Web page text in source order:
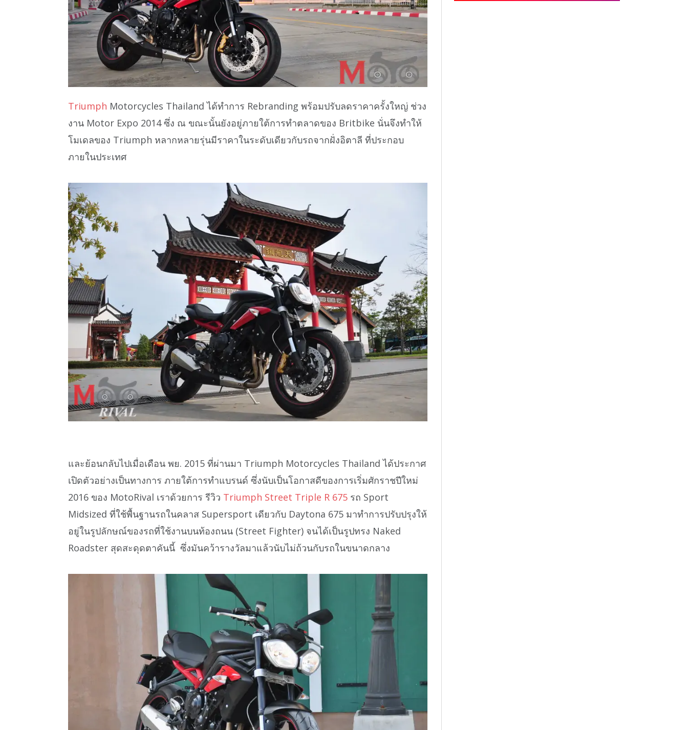
Triumph Motorcycles Thailand ได้ทำการ Rebranding พร้อมปรับลดราคาครั้งใหญ่ ช่วง
งาน Motor Expo 2014 ซึ่ง ณ ขณะนั้นยังอยู่ภายใต้การทำตลาดของ Britbike นั่นจึงทำให้
โมเดลของ Triumph หลากหลายรุ่นมีราคาในระดับเดียวกับรถจากฝั่งอิตาลี ที่ประกอบ
ภายในประเทศ
และย้อนกลับไปเมื่อเดือน พย. 2015 ที่ผ่านมา Triumph Motorcycles Thailand ได้ประกาศ
เปิดตัวอย่างเป็นทางการ ภายใต้การทำแบรนด์ ซึ่งนับเป็นโอกาสดีของการเริ่มศักราชปีใหม่
2016 ของ MotoRival เราด้วยการ รีวิว Triumph Street Triple R 675 รถ Sport
Midsized ที่ใช้พื้นฐานรถในคลาส Supersport เดียวกับ Daytona 675 มาทำการปรับปรุงให้
อยู่ในรูปลักษณ์ของรถที่ใช้งานบนท้องถนน (Street Fighter) จนได้เป็นรูปทรง Naked
Roadster สุดสะดุดตาคันนี้ ซึ่งมันคว้ารางวัลมาแล้วนับไม่ถ้วนกับรถในขนาดกลาง